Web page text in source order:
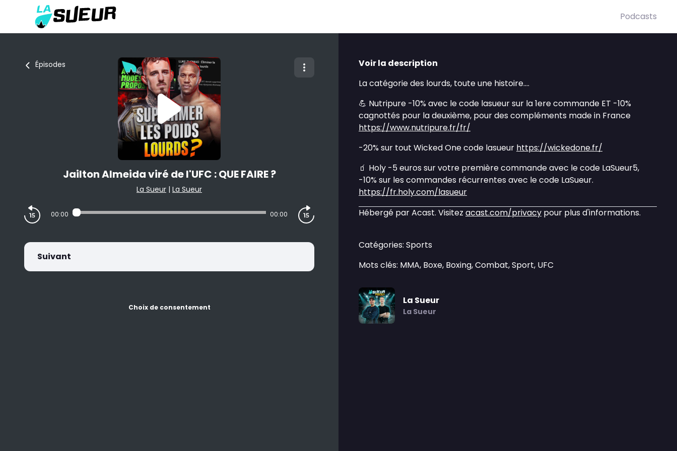
Podcasts
Épisodes
Jailton Almeida viré de l'UFC : QUE FAIRE ?
La Sueur | La Sueur
00:00 00:00
Suivant
Choix de consentement
Voir la description
La catégorie des lourds, toute une histoire....
💪 Nutripure -10% avec le code lasueur sur la 1ere commande ET -10%
cagnottés pour la deuxième, pour des compléments made in France
https://www.nutripure.fr/fr/
-20% sur tout Wicked One code lasueur https://wickedone.fr/
🧃 Holy -5 euros sur votre première commande avec le code LaSueur5,
-10% sur les commandes récurrentes avec le code LaSueur.
https://fr.holy.com/lasueur
Hébergé par Acast. Visitez acast.com/privacy pour plus d'informations.
Catégories: Sports
Mots clés: MMA, Boxe, Boxing, Combat, Sport, UFC
La Sueur
La Sueur